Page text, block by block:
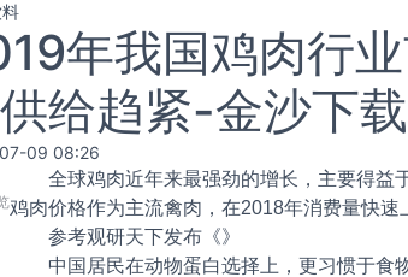
年我国鸡肉行
给趋紧-金沙下
09 08:26
全球鸡肉近年来最强劲的增长，主要得益于
鸡肉价格作为主流禽肉，在2018年消费量快速
参考观研天下发布《》
中国居民在动物蛋白选择上，更习惯于食物